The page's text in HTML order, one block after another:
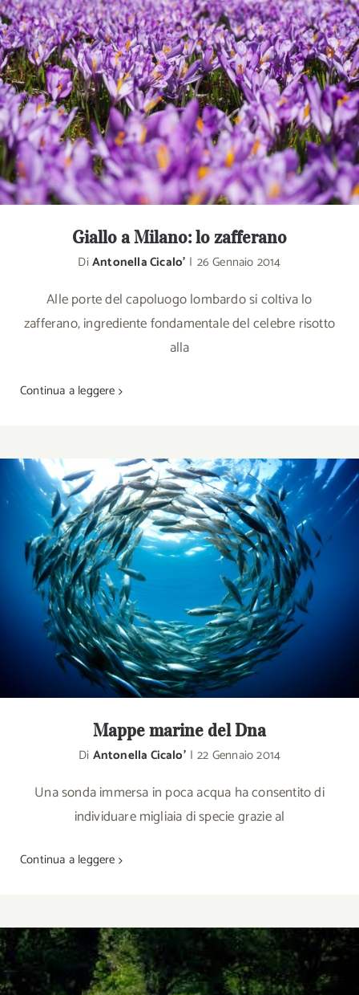
Giallo a Milano: lo zafferano
DiAntonella Cicalo' | 26 Gennaio 2014
Alle porte del capoluogo lombardo si coltiva lo
zafferano, ingrediente fondamentale del celebre risotto
alla
Continua a leggere
Mappe marine del Dna
Di Antonella Cicalo' | 22 Gennaio 2014
Una sonda immersa in poca acqua ha consentito di
individuare migliaia di specie grazie al
Continua a leggere